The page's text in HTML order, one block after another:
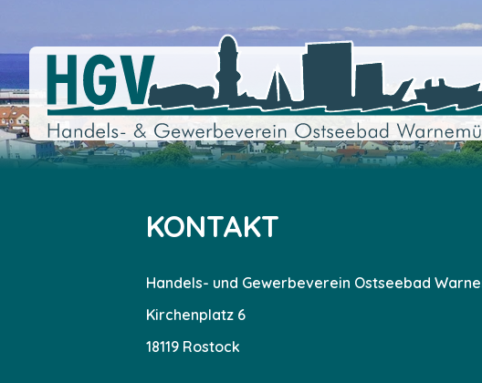
KONTAKT
Han­dels- und Gewer­be­ver­ein Ost­see­bad
Kir­chen­platz 6
18119 Ros­tock